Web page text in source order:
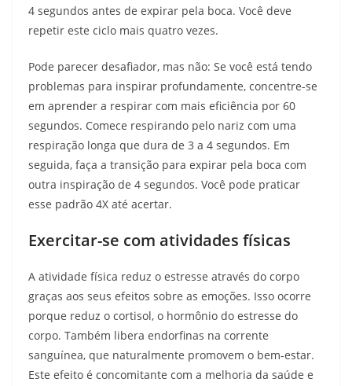
4 segundos antes de expirar pela boca. Você deve
repetir este ciclo mais quatro vezes.
Pode parecer desafiador, mas não: Se você está tendo
problemas para inspirar profundamente, concentre-se
em aprender a respirar com mais eficiência por 60
segundos. Comece respirando pelo nariz com uma
respiração longa que dura de 3 a 4 segundos. Em
seguida, faça a transição para expirar pela boca com
outra inspiração de 4 segundos. Você pode praticar
esse padrão 4X até acertar.
Exercitar-se com atividades físicas
A atividade física reduz o estresse através do corpo
graças aos seus efeitos sobre as emoções. Isso ocorre
porque reduz o cortisol, o hormônio do estresse do
corpo. Também libera endorfinas na corrente
sanguínea, que naturalmente promovem o bem-estar.
Este efeito é concomitante com a melhoria da saúde e